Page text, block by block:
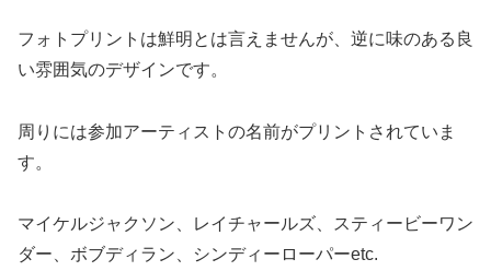
フォトプリントは鮮明とは言えませんが、逆に味のある良
い雰囲気のデザインです。
周りには参加アーティストの名前がプリントされていま
す。
マイケルジャクソン、レイチャールズ、スティービーワン
ダー、ボブディラン、シンディーローパーetc.